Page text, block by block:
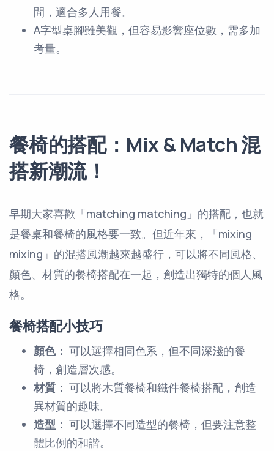
間，適合多人用餐。
A字型桌腳雖美觀，但容易影響座位數，需多加
考量。
餐椅的搭配：Mix & Match 混
搭新潮流！
早期大家喜歡「matching matching」的搭配，也就
是餐桌和餐椅的風格要一致。但近年來，「mixing
mixing」的混搭風潮越來越盛行，可以將不同風格、
顏色、材質的餐椅搭配在一起，創造出獨特的個人風
格。
餐椅搭配小技巧
顏色： 可以選擇相同色系，但不同深淺的餐
椅，創造層次感。
材質： 可以將木質餐椅和鐵件餐椅搭配，創造
異材質的趣味。
造型： 可以選擇不同造型的餐椅，但要注意整
體比例的和諧。